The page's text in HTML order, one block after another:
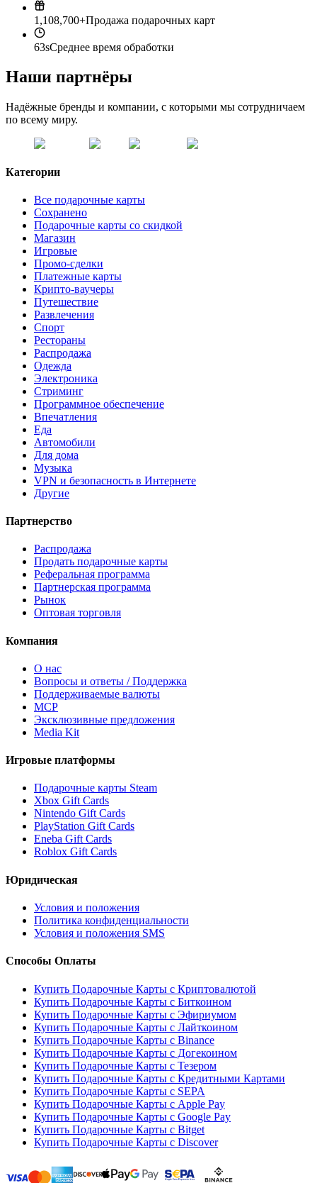
1,108,700+Продажа подарочных карт
63sСреднее время обработки
Наши партнёры
Надёжные бренды и компании, с которыми мы сотрудничаем
по всему миру.
Категории
Все подарочные карты
Сохранено
Подарочные карты со скидкой
Магазин
Игровые
Промо-сделки
Платежные карты
Крипто-ваучеры
Путешествие
Развлечения
Спорт
Рестораны
Распродажа
Одежда
Электроника
Стриминг
Программное обеспечение
Впечатления
Еда
Автомобили
Для дома
Музыка
VPN и безопасность в Интернете
Другие
Партнерство
Распродажа
Продать подарочные карты
Реферальная программа
Партнерская программа
Рынок
Оптовая торговля
Компания
О нас
Вопросы и ответы / Поддержка
Поддерживаемые валюты
MCP
Эксклюзивные предложения
Media Kit
Игровые платформы
Подарочные карты Steam
Xbox Gift Cards
Nintendo Gift Cards
PlayStation Gift Cards
Eneba Gift Cards
Roblox Gift Cards
Юридическая
Условия и положения
Политика конфиденциальности
Условия и положения SMS
Способы Оплаты
Купить Подарочные Карты с Криптовалютой
Купить Подарочные Карты с Биткоином
Купить Подарочные Карты с Эфириумом
Купить Подарочные Карты с Лайткоином
Купить Подарочные Карты с Binance
Купить Подарочные Карты с Догекоином
Купить Подарочные Карты с Тезером
Купить Подарочные Карты с Кредитными Картами
Купить Подарочные Карты с SEPA
Купить Подарочные Карты с Apple Pay
Купить Подарочные Карты с Google Pay
Купить Подарочные Карты с Bitget
Купить Подарочные Карты с Discover